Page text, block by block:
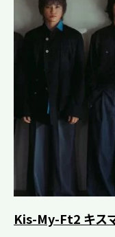
Kis-My-Ft2 キス